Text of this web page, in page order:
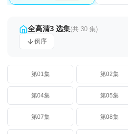
全高清3 选集(共 30 集)
倒序
第01集 第02集
第04集 第05集
第07集 第08集